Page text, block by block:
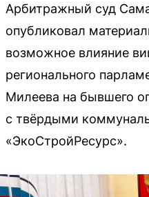
Арбитражный суд
опубликовал
возможное влияние
регионального
Милеева на бывшего
с твёрдыми
«ЭкоСтройРесурс».